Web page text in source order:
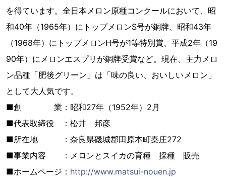
を得ています。全日本メロン原種コンクールにおいて、昭
和40年（1965年）にトップメロンS号が銅牌、昭和43年
（1968年）にトップメロンH号が1等特別賞、平成2年（19
90年）にメロンエスプリが銅牌受賞など。現在、主力メロ
ン品種「肥後グリーン」は「味の良い、おいしいメロン」
として大人気です。
■創 業：昭和27年（1952年）2月
■代表取締役 ：松井 邦彦
■所在地 ：奈良県磯城郡田原本町秦庄272
■事業内容 ：メロンとスイカの育種 採種 販売
■ホームページ： http://www.matsui-nouen.jp